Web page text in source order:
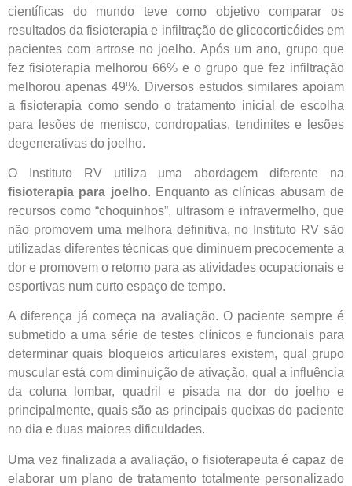
científicas do mundo teve como objetivo comparar os
resultados da fisioterapia e infiltração de glicocorticóides em
pacientes com artrose no joelho. Após um ano, grupo que
fez fisioterapia melhorou 66% e o grupo que fez infiltração
melhorou apenas 49%. Diversos estudos similares apoiam
a fisioterapia como sendo o tratamento inicial de escolha
para lesões de menisco, condropatias, tendinites e lesões
degenerativas do joelho.
O Instituto RV utiliza uma abordagem diferente na
fisioterapia para joelho. Enquanto as clínicas abusam de
recursos como “choquinhos”, ultrasom e infravermelho, que
não promovem uma melhora definitiva, no Instituto RV são
utilizadas diferentes técnicas que diminuem precocemente a
dor e promovem o retorno para as atividades ocupacionais e
esportivas num curto espaço de tempo.
A diferença já começa na avaliação. O paciente sempre é
submetido a uma série de testes clínicos e funcionais para
determinar quais bloqueios articulares existem, qual grupo
muscular está com diminuição de ativação, qual a influência
da coluna lombar, quadril e pisada na dor do joelho e
principalmente, quais são as principais queixas do paciente
no dia e duas maiores dificuldades.
Uma vez finalizada a avaliação, o fisioterapeuta é capaz de
elaborar um plano de tratamento totalmente personalizado